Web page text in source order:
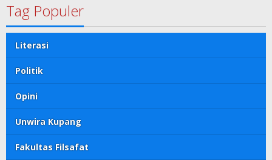
Tag Populer
Literasi
Politik
Opini
Unwira Kupang
Fakultas Filsafat